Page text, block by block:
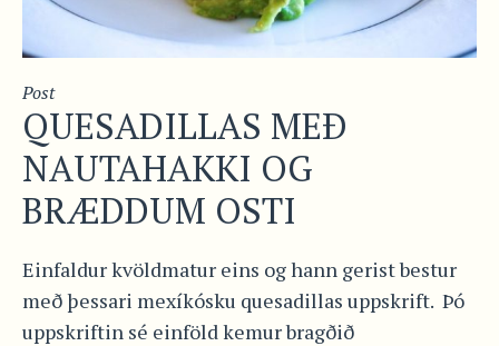
Post
QUESADILLAS MEÐ
NAUTAHAKKI OG
BRÆDDUM OSTI
Einfaldur kvöldmatur eins og hann gerist bestur
með þessari mexíkósku quesadillas uppskrift. Þó
uppskriftin sé einföld kemur bragðið